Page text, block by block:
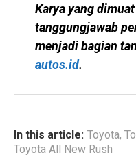
Karya yang
tanggungjawab
autos.id.
In this article: Toyota,
Toyota All New Rush